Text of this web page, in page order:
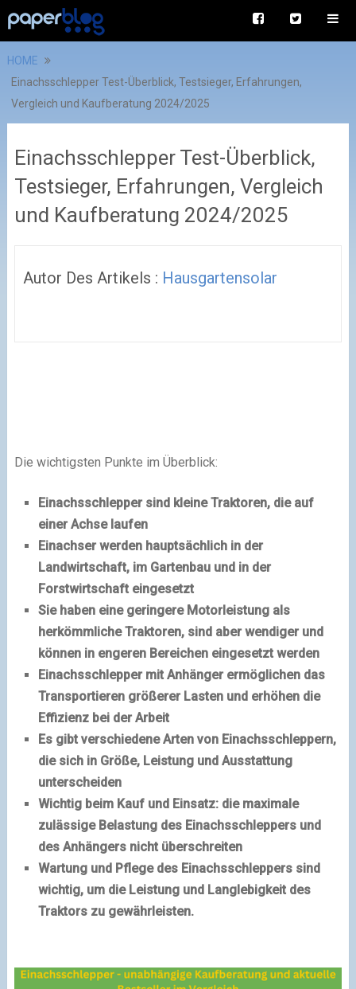
HOME
Einachsschlepper Test-Überblick, Testsieger, Erfahrungen,
Vergleich und Kaufberatung 2024/2025
Einachsschlepper Test-Überblick,
Testsieger, Erfahrungen, Vergleich
und Kaufberatung 2024/2025
Autor Des Artikels : Hausgartensolar
Die wichtigsten Punkte im Überblick:
Einachsschlepper sind kleine Traktoren, die auf
einer Achse laufen
Einachser werden hauptsächlich in der
Landwirtschaft, im Gartenbau und in der
Forstwirtschaft eingesetzt
Sie haben eine geringere Motorleistung als
herkömmliche Traktoren, sind aber wendiger und
können in engeren Bereichen eingesetzt werden
Einachsschlepper mit Anhänger ermöglichen das
Transportieren größerer Lasten und erhöhen die
Effizienz bei der Arbeit
Es gibt verschiedene Arten von Einachsschleppern,
die sich in Größe, Leistung und Ausstattung
unterscheiden
Wichtig beim Kauf und Einsatz: die maximale
zulässige Belastung des Einachsschleppers und
des Anhängers nicht überschreiten
Wartung und Pflege des Einachsschleppers sind
wichtig, um die Leistung und Langlebigkeit des
Traktors zu gewährleisten.